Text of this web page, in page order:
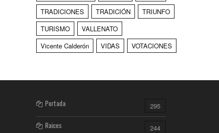
TRADICIONES
TRADICIÓN
TRIUNFO
TURISMO
VALLENATO
Vicente Calderón
VIDAS VOTACIONES
Portada 295
Raices 244